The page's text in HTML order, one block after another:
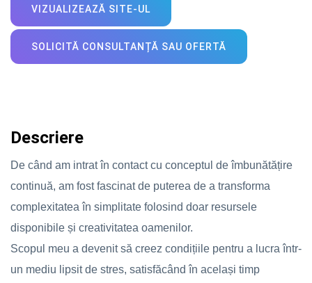
VIZUALIZEAZĂ SITE-UL
SOLICITĂ CONSULTANȚĂ SAU OFERTĂ
Descriere
De când am intrat în contact cu conceptul de îmbunătățire
continuă, am fost fascinat de puterea de a transforma
complexitatea în simplitate folosind doar resursele
disponibile și creativitatea oamenilor.
Scopul meu a devenit să creez condițiile pentru a lucra într-
un mediu lipsit de stres, satisfăcând în același timp